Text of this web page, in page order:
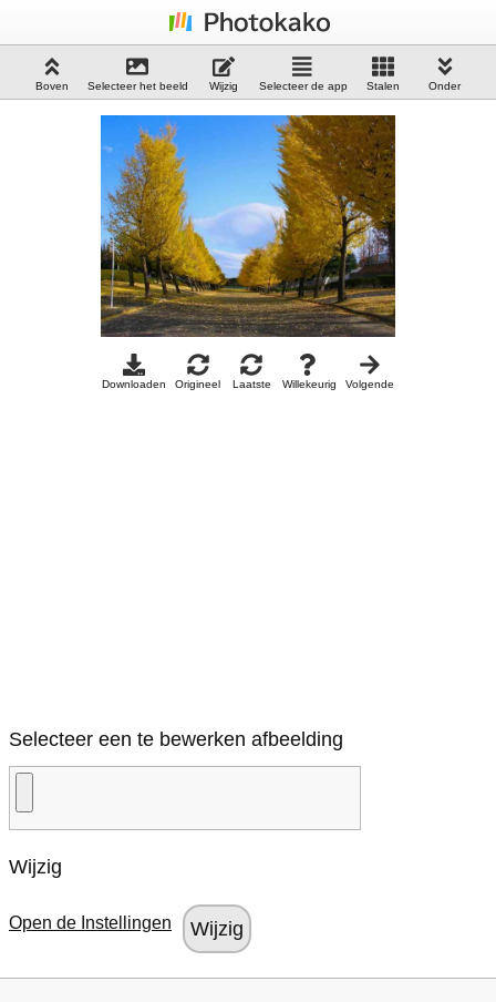
Boven Selecteer het beeld Wijzig Selecteer de app Stalen Onder
Downloaden Origineel Laatste Willekeurig Volgende
Selecteer een te bewerken afbeelding
Wijzig
Open de Instellingen